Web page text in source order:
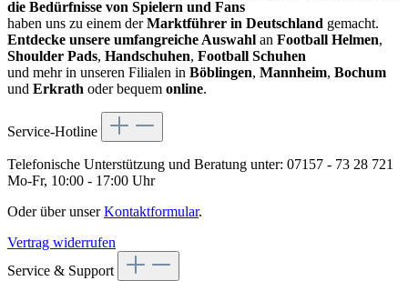
die Bedürfnisse von Spielern und Fans
haben uns zu einem derMarktführer in Deutschland gemacht.
Entdecke unsere umfangreiche Auswahl an Football Helmen,
Shoulder Pads, Handschuhen, Football Schuhen
und mehr in unseren Filialen in Böblingen, Mannheim, Bochum
und Erkrath oder bequem online.
Service-Hotline
Telefonische Unterstützung und Beratung unter: 07157 - 73 28 721
Mo-Fr, 10:00 - 17:00 Uhr
Oder über unserKontaktformular.
Vertrag widerrufen
Service & Support